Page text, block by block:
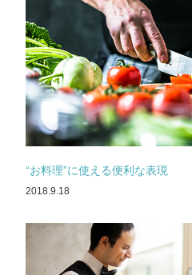
“お料理”に使える便利な表現
2018.9.18